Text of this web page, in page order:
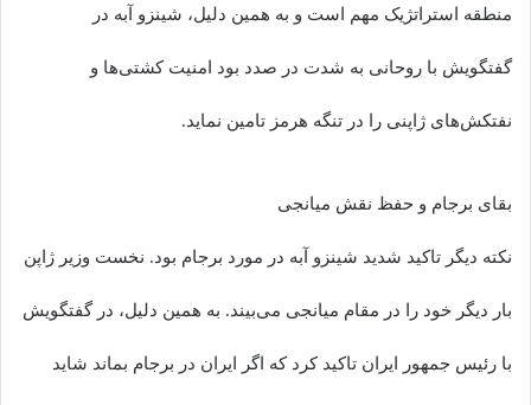
منطقه استراتژیک مهم است و به همین دلیل، شینزو آبه در
گفتگویش با روحانی به شدت در صدد بود امنیت کشتی‌ها و
نفتکش‌های ژاپنی را در تنگه هرمز تامین نماید.
بقای برجام و حفظ نقش میانجی
نکته دیگر تاکید شدید شینزو آبه در مورد برجام بود. نخست وزیر ژاپن
بار دیگر خود را در مقام میانجی می‌بیند. به همین دلیل، در گفتگویش
با رئیس جمهور ایران تاکید کرد که اگر ایران در برجام بماند شاید